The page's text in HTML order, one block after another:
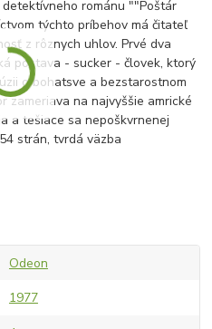
románu ""Poštár
týchto príbehov má čitateľ
z rôznych uhlov. Prvé dva
postava - sucker - človek, ktorý
o bohatsve a bezstarostnom
zameriava na najvyššie amrické
a tešiace sa nepoškvrnenej
strán, tvrdá väzba
Odeon
1977